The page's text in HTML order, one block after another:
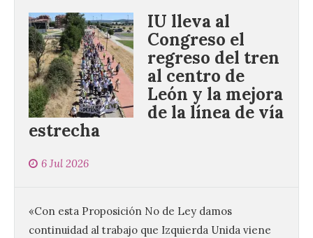
IU lleva al
Congreso el
regreso del tren
al centro de
León y la mejora
de la línea de vía
estrecha
6 Jul 2026
«Con esta Proposición No de Ley damos
continuidad al trabajo que Izquierda Unida viene